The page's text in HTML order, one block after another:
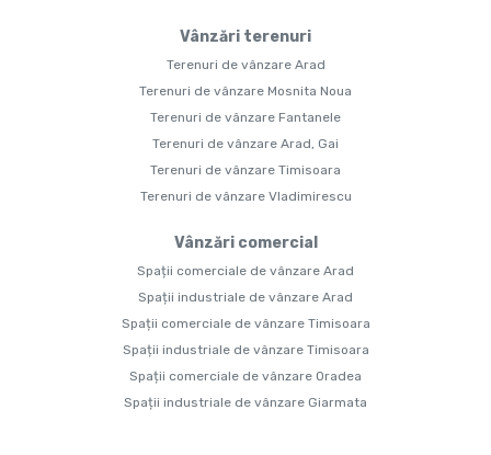
Vânzări terenuri
Terenuri de vânzare Arad
Terenuri de vânzare Mosnita Noua
Terenuri de vânzare Fantanele
Terenuri de vânzare Arad, Gai
Terenuri de vânzare Timisoara
Terenuri de vânzare Vladimirescu
Vânzări comercial
Spații comerciale de vânzare Arad
Spații industriale de vânzare Arad
Spații comerciale de vânzare Timisoara
Spații industriale de vânzare Timisoara
Spații comerciale de vânzare Oradea
Spații industriale de vânzare Giarmata